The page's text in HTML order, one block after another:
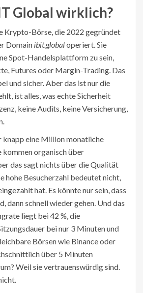
Global wirklich?
Krypto-Börse, die 2022 gegründet
Domain ibit.globaloperiert. Sie
Spot-Handelsplattform zu sein,
Futures oder Margin-Trading. Das
und sicher. Aber das ist nur die
ist alles, was echte Sicherheit
keine Audits, keine Versicherung,
knapp eine Million monatliche
kommen organisch über
das sagt nichts über die Qualität
hohe Besucherzahl bedeutet nicht,
hat. Es könnte nur sein, dass
dann schnell wieder gehen. Und das
liegt bei 42 %, die
bei nur 3 Minuten und
Börsen wie Binance oder
über 5 Minuten
Weil sie vertrauenswürdig sind.